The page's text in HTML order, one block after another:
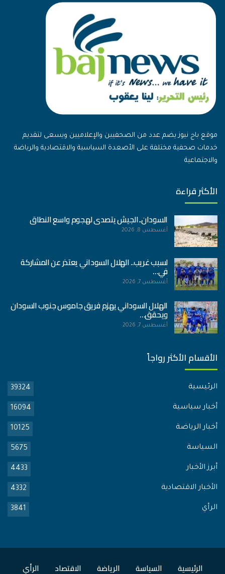
موقع باج نيوز يضم عدد من الصحفيين والإعلاميين ويسعى لتقديم
خدمات صحفية مختلفة على الأصعدة السياسية والاقتصادية والرياضة
والاجتماعية
الأكثر قراءة
السودان..الجيش يتصدى لهجوم واسع النطاق
أغسطس 8, 2026
لسبب غريب.. الهلال السوداني يعتذر عن المشاركة
في…
أغسطس 7, 2026
الهلال السوداني يهزم فريق جاموس جنوب السودان
ويحقق…
أغسطس 7, 2026
الأقسام الأكثر رواجاً
الرئيسية 39324
أخبار سياسية 16094
أخبار الرياضة 10125
السياسة 5675
أبرز الأخبار 4433
الأخبار الاقتصادية 4332
الرأي 3841
الرئيسية السياسة الرياضة الاقتصاد الرأي